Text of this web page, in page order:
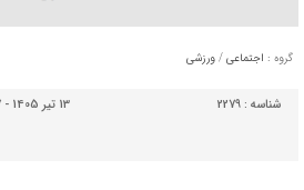
گروه : اجتماعی / ورزشی
شناسه : 2279 13 تیر 1405 - 13:47